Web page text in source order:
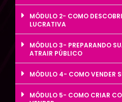
MÓDULO 2- COMO
LUCRATIVA
MÓDULO 3- PREPARANDO
ATRAIR PÚBLICO
MÓDULO 4- COMO VENDER
MÓDULO 5- COMO CRIAR